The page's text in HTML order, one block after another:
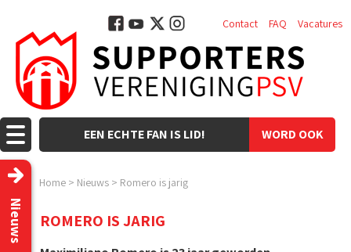
WORD OOK
EEN ECHTE FAN IS LID!
Contact FAQ Vacatures
Home > Nieuws > Romero is jarig
Nieuws ROMERO IS JARIG